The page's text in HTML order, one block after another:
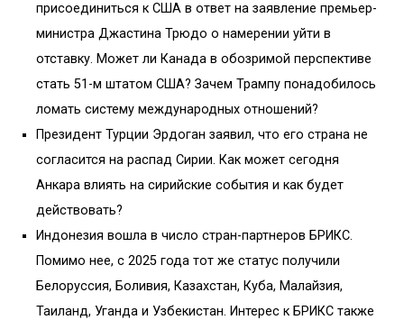
присоединиться к США в ответ на заявление премьер-
министра Джастина Трюдо о намерении уйти в
отставку. Может ли Канада в обозримой перспективе
стать 51-м штатом США? Зачем Трампу понадобилось
ломать систему международных отношений?
Президент Турции Эрдоган заявил, что его страна не
согласится на распад Сирии. Как может сегодня
Анкара влиять на сирийские события и как будет
действовать?
Индонезия вошла в число стран-партнеров БРИКС.
Помимо нее, с 2025 года тот же статус получили
Белоруссия, Боливия, Казахстан, Куба, Малайзия,
Таиланд, Уганда и Узбекистан. Интерес к БРИКС также